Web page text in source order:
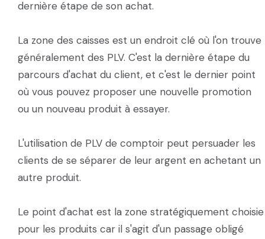
dernière étape de son achat.
La zone des caisses est un endroit clé où l'on trouve
généralement des PLV. C'est la dernière étape du
parcours d'achat du client, et c'est le dernier point
où vous pouvez proposer une nouvelle promotion
ou un nouveau produit à essayer.
L'utilisation de PLV de comptoir peut persuader les
clients de se séparer de leur argent en achetant un
autre produit.
Le point d'achat est la zone stratégiquement choisie
pour les produits car il s'agit d'un passage obligé